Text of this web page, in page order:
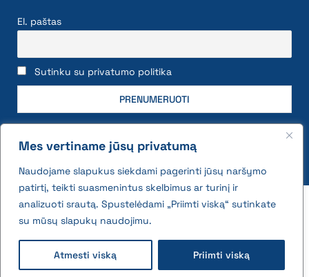
Mes vertiname jūsų privatumą
Naudojame slapukus siekdami pagerinti jūsų naršymo
patirtį, teikti suasmenintus skelbimus ar turinį ir
analizuoti srautą. Spustelėdami „Priimti viską“ sutinkate
su mūsų slapukų naudojimu.
Atmesti viską Priimti viską
El. paštas
Sutinku su privatumo politika
2026 © All rights reserved | VĮ Žemės ūkio duomenų
centras
Privatumo politika ir slapukų naudojimo taisyklės
Interneto svetainės medis